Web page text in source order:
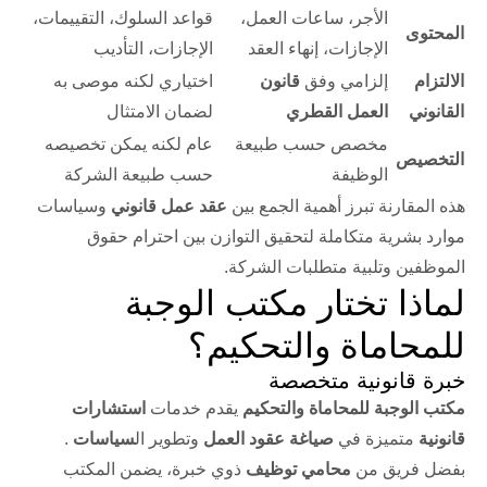
المحتوى
الأجر، ساعات العمل،
الإجازات، إنهاء العقد
قواعد السلوك، التقييمات،
الإجازات، التأديب
الالتزام
القانوني
إلزامي وفق قانون
العمل القطري
اختياري لكنه موصى به
لضمان الامتثال
التخصيص
مخصص حسب طبيعة
الوظيفة
عام لكنه يمكن تخصيصه
حسب طبيعة الشركة
هذه المقارنة تبرز أهمية الجمع بين عقد عمل قانوني وسياسات
موارد بشرية متكاملة لتحقيق التوازن بين احترام حقوق
الموظفين وتلبية متطلبات الشركة.
لماذا تختار مكتب الوجبة
للمحاماة والتحكيم؟
خبرة قانونية متخصصة
مكتب الوجبة للمحاماة والتحكيم يقدم خدمات استشارات
قانونية متميزة في صياغة عقود العمل وتطوير السياسات .
بفضل فريق من محامي توظيف ذوي خبرة، يضمن المكتب